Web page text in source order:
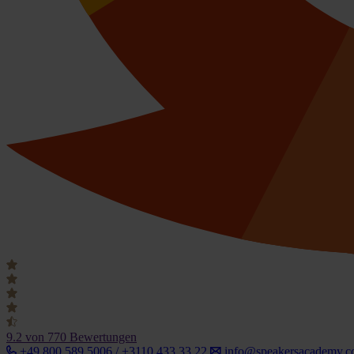
9.2 von 770 Bewertungen
+49 800 589 5006 / +3110 433 33 22